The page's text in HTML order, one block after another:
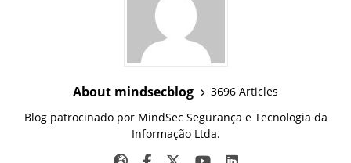
About mindsecblog
3696 Articles
Blog patrocinado por MindSec Segurança e Tecnologia da
Informação Ltda.